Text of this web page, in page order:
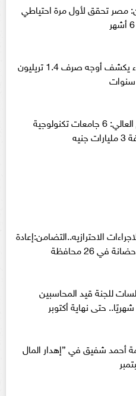
مصر تحقق لأول مرة احتياطي
رئيس الوزراء يكشف أوجه صرف 1.4 تريليون
وزير التعليم العالي: 6 جامعات تكنولوجية
الاحترازيه..التضامن:إعادة
٤ جلسات للجنة قيد المحاسبين
حتى نهاية أكتوبر
أحمد شفيق في ”إهدار المال